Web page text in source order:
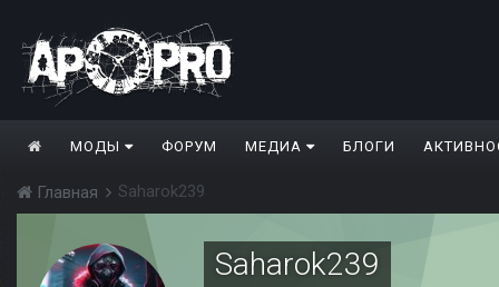
МОДЫ ФОРУМ МЕДИА БЛОГИ
Главная Saharok239
Saharok239